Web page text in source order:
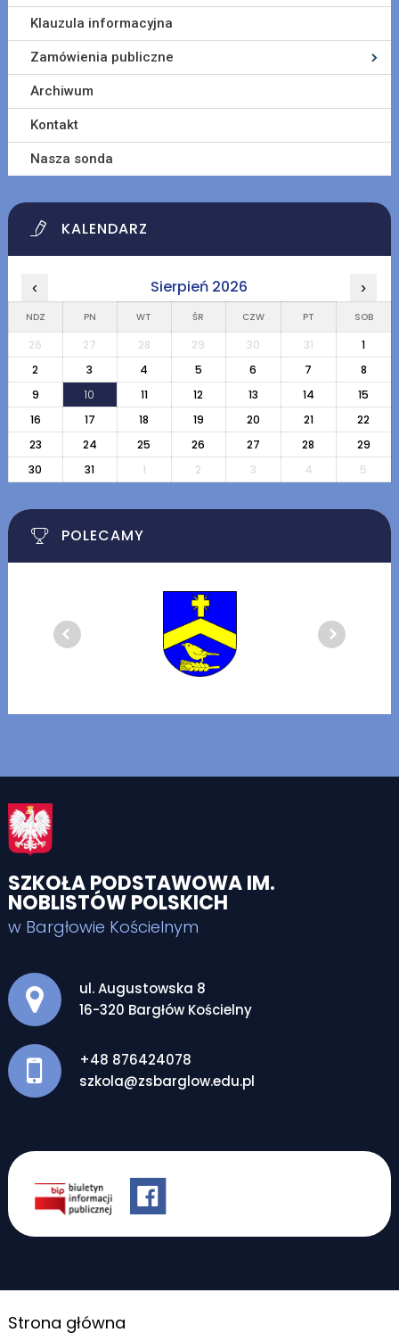
Klauzula informacyjna
Zamówienia publiczne
Archiwum
Kontakt
Nasza sonda
KALENDARZ
‹ Sierpień 2026 ›
NDZ PN WT ŚR CZW PT SOB
26 27 28 29 30 31
1
2
3 4 5 6 7
8
9
10 11 12 13 14
15
16
17 18 19 20 21
22
23
24 25 26 27 28
29
30
31 1 2 3 4 5
POLECAMY
SZKOŁA PODSTAWOWA IM.
NOBLISTÓW POLSKICH
w Bargłowie Kościelnym
Adres pocztowy:
ul. Augustowska 8
16-320 Bargłów Kościelny
+48 876424078
szkola@zsbarglow.edu.pl
Strona główna